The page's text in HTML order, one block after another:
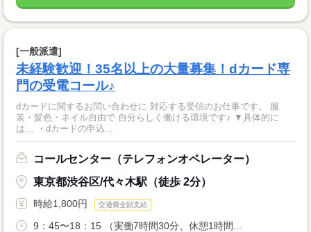
[一般派遣]
未経験歓迎！35名以上の大量募集！dカード専
門の受電コール♪
dカードに関するお問い合わせに 対応する受信のお仕事です。 服
装・髪色・ネイル自由で 自分らしく働ける環境です♪ ▼具体的に
は… ・dカードの申込...
コールセンター（テレフォンオペレーター）
東京都渋谷区/代々木駅（徒歩 2分）
時給1,800円 交通費全額支給
9：45〜18：15 （実働7時間30分、休憩1時間...